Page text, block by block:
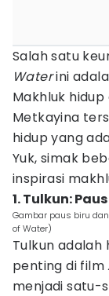
Salah satu
Waterini
Makhluk
Metkayina
hidup yang
Yuk, simak
inspirasi
1. Tulkun: Paus
Gambar paus biru
of Water)
Tulkun
penting di film
menjadi satu-